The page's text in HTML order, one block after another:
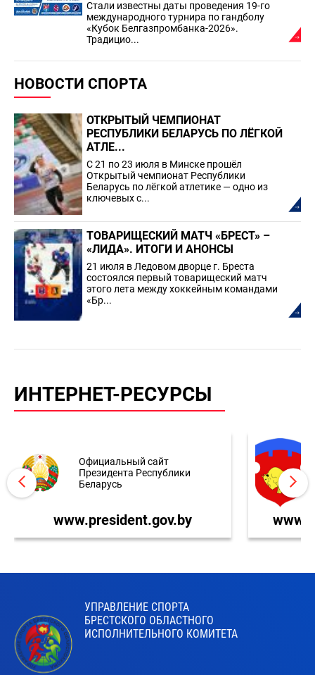
Стали известны даты проведения 19-го
международного турнира по гандболу
«Кубок Белгазпромбанка-2026».
Традицио...
НОВОСТИ СПОРТА
ОТКРЫТЫЙ ЧЕМПИОНАТ
РЕСПУБЛИКИ БЕЛАРУСЬ ПО ЛЁГКОЙ
АТЛЕ...
С 21 по 23 июля в Минске прошёл
Открытый чемпионат Республики
Беларусь по лёгкой атлетике — одно из
ключевых с...
ТОВАРИЩЕСКИЙ МАТЧ «БРЕСТ» –
«ЛИДА». ИТОГИ И АНОНСЫ
21 июля в Ледовом дворце г. Бреста
состоялся первый товарищеский матч
этого лета между хоккейным командами
«Бр...
ИНТЕРНЕТ-РЕСУРСЫ
Официальный сайт
Президента Республики
Беларусь
www.president.gov.by
УПРАВЛЕНИЕ СПОРТА
БРЕСТСКОГО ОБЛАСТНОГО
ИСПОЛНИТЕЛЬНОГО КОМИТЕТА